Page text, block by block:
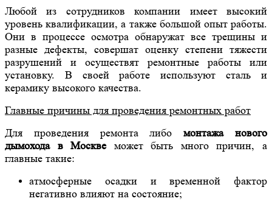
Любой из сотрудников компании имеет высокий
уровень квалификации, а также большой опыт работы.
Они в процессе осмотра обнаружат все трещины и
разные дефекты, совершат оценку степени тяжести
разрушений и осуществят ремонтные работы или
установку. В своей работе используют сталь и
керамику высокого качества.
Главные причины для проведения ремонтных работ
Для проведения ремонта либомонтажа нового
дымохода в Москвеможет быть много причин, а
главные такие:
атмосферные осадки и временной фактор
негативно влияют на состояние;